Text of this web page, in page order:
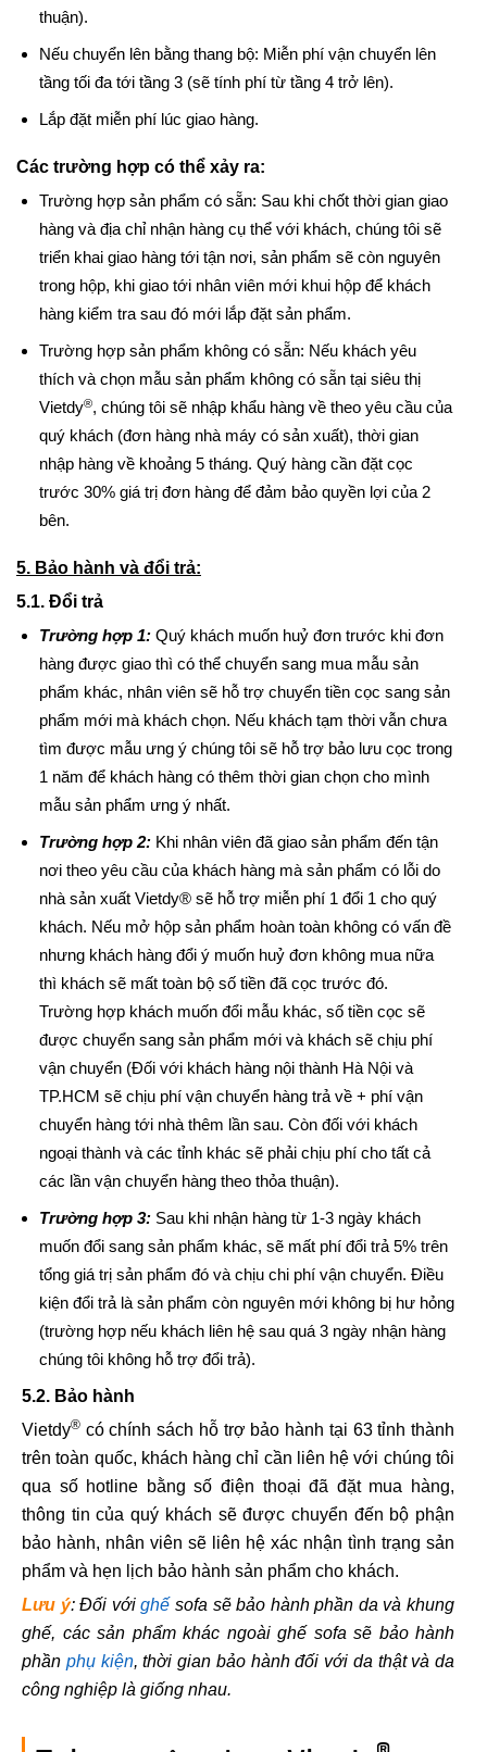
thuận).
Nếu chuyển lên bằng thang bộ: Miễn phí vận chuyển lên
tầng tối đa tới tầng 3 (sẽ tính phí từ tầng 4 trở lên).
Lắp đặt miễn phí lúc giao hàng.
Các trường hợp có thể xảy ra:
Trường hợp sản phẩm có sẵn: Sau khi chốt thời gian giao
hàng và địa chỉ nhận hàng cụ thể với khách, chúng tôi sẽ
triển khai giao hàng tới tận nơi, sản phẩm sẽ còn nguyên
trong hộp, khi giao tới nhân viên mới khui hộp để khách
hàng kiểm tra sau đó mới lắp đặt sản phẩm.
Trường hợp sản phẩm không có sẵn: Nếu khách yêu
thích và chọn mẫu sản phẩm không có sẵn tại siêu thị
Vietdy®, chúng tôi sẽ nhập khẩu hàng về theo yêu cầu của
quý khách (đơn hàng nhà máy có sản xuất), thời gian
nhập hàng về khoảng 5 tháng. Quý hàng cần đặt cọc
trước 30% giá trị đơn hàng để đảm bảo quyền lợi của 2
bên.
5. Bảo hành và đổi trả:
5.1. Đổi trả
Trường hợp 1: Quý khách muốn huỷ đơn trước khi đơn
hàng được giao thì có thể chuyển sang mua mẫu sản
phẩm khác, nhân viên sẽ hỗ trợ chuyển tiền cọc sang sản
phẩm mới mà khách chọn. Nếu khách tạm thời vẫn chưa
tìm được mẫu ưng ý chúng tôi sẽ hỗ trợ bảo lưu cọc trong
1 năm để khách hàng có thêm thời gian chọn cho mình
mẫu sản phẩm ưng ý nhất.
Trường hợp 2: Khi nhân viên đã giao sản phẩm đến tận
nơi theo yêu cầu của khách hàng mà sản phẩm có lỗi do
nhà sản xuất Vietdy® sẽ hỗ trợ miễn phí 1 đổi 1 cho quý
khách. Nếu mở hộp sản phẩm hoàn toàn không có vấn đề
nhưng khách hàng đổi ý muốn huỷ đơn không mua nữa
thì khách sẽ mất toàn bộ số tiền đã cọc trước đó.
Trường hợp khách muốn đổi mẫu khác, số tiền cọc sẽ
được chuyển sang sản phẩm mới và khách sẽ chịu phí
vận chuyển (Đối với khách hàng nội thành Hà Nội và
TP.HCM sẽ chịu phí vận chuyển hàng trả về + phí vận
chuyển hàng tới nhà thêm lần sau. Còn đối với khách
ngoại thành và các tỉnh khác sẽ phải chịu phí cho tất cả
các lần vận chuyển hàng theo thỏa thuận).
Trường hợp 3: Sau khi nhận hàng từ 1-3 ngày khách
muốn đổi sang sản phẩm khác, sẽ mất phí đổi trả 5% trên
tổng giá trị sản phẩm đó và chịu chi phí vận chuyển. Điều
kiện đổi trả là sản phẩm còn nguyên mới không bị hư hỏng
(trường hợp nếu khách liên hệ sau quá 3 ngày nhận hàng
chúng tôi không hỗ trợ đổi trả).
5.2. Bảo hành
Vietdy® có chính sách hỗ trợ bảo hành tại 63 tỉnh thành
trên toàn quốc, khách hàng chỉ cần liên hệ với chúng tôi
qua số hotline bằng số điện thoại đã đặt mua hàng,
thông tin của quý khách sẽ được chuyển đến bộ phận
bảo hành, nhân viên sẽ liên hệ xác nhận tình trạng sản
phẩm và hẹn lịch bảo hành sản phẩm cho khách.
Lưu ý: Đối vớighế sofa sẽ bảo hành phần da và khung
ghế, các sản phẩm khác ngoài ghế sofa sẽ bảo hành
phần phụ kiện, thời gian bảo hành đối với da thật và da
công nghiệp là giống nhau.